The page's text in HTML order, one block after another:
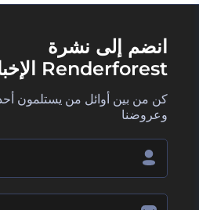
انضم إلى نشرة
Renderforest الإخبارية
كن من بين أوائل من يستلمون
وعروضنا